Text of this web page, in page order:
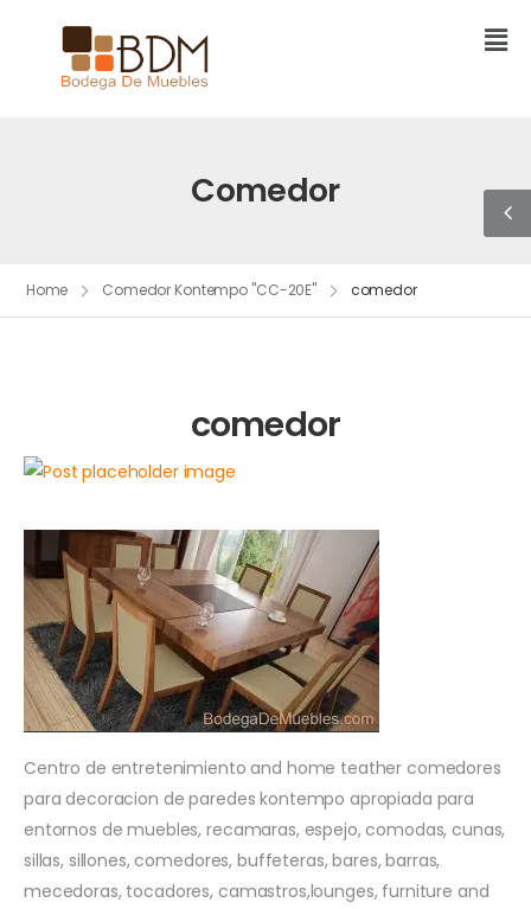
Comedor
Home Comedor Kontempo "CC-20E" comedor
comedor
Centro de entretenimiento and home teather comedores
para decoracion de paredes kontempo apropiada para
entornos de muebles, recamaras, espejo, comodas, cunas,
sillas, sillones, comedores, buffeteras, bares, barras,
mecedoras, tocadores, camastros,lounges, furniture and